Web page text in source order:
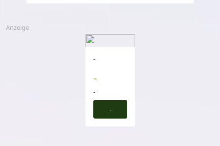
Anzeige
-
-
-
-